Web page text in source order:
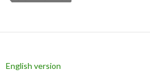
English version